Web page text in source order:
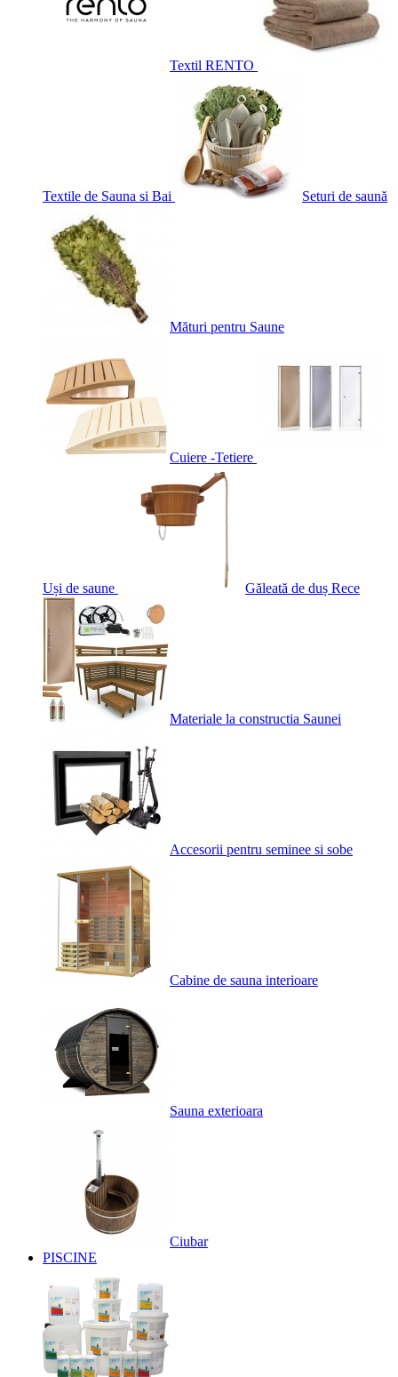
Textil RENTO
Textile de Sauna si Bai Seturi de saună
Mături pentru Saune
Cuiere -Tetiere
Uși de saune Găleată de duș Rece
Materiale la constructia Saunei
Accesorii pentru seminee si sobe
Cabine de sauna interioare
Sauna exterioara
Ciubar
PISCINE